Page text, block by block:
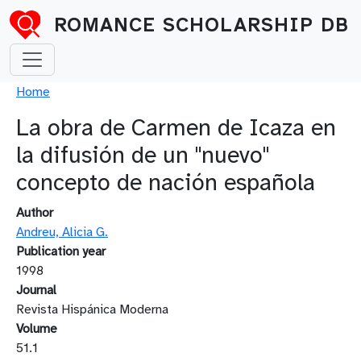
Skip to main content
ROMANCE SCHOLARSHIP DB
Breadcrumb
Home
La obra de Carmen de Icaza en
la difusión de un "nuevo"
concepto de nación española
Author
Andreu, Alicia G.
Publication year
1998
Journal
Revista Hispánica Moderna
Volume
51.1